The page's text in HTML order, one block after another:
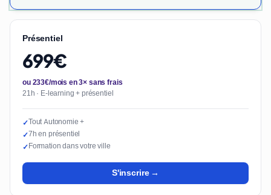
Présentiel
699€
ou 233€/mois en 3× sans frais
21h · E-learning + présentiel
✓Tout Autonomie +
✓7h en présentiel
✓Formation dans votre ville
S'inscrire →